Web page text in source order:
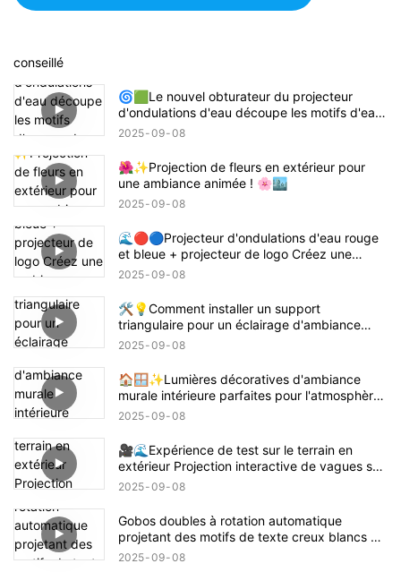
conseillé
🌀🟩Le nouvel obturateur du projecteur
d'ondulations d'eau découpe les motifs d'eau
ronds en rectangles, carrés ou demi-cercles !
2025 09 08
🌺✨Projection de fleurs en extérieur pour
une ambiance animée ! 🌸🏙️
2025 09 08
🌊🔴🔵Projecteur d'ondulations d'eau rouge
et bleue + projecteur de logo Créez une
ambiance sur le thème de Demon Slayer
2025 09 08
🛠️💡Comment installer un support
triangulaire pour un éclairage d'ambiance
intérieur – Guide facile 📝🏠
2025 09 08
🏠🪟✨Lumières décoratives d'ambiance
murale intérieure parfaites pour l'atmosphère
de la maison
2025 09 08
🎥🌊Expérience de test sur le terrain en
extérieur Projection interactive de vagues sur
la plage 🌊✨
2025 09 08
Gobos doubles à rotation automatique
projetant des motifs de texte creux blancs 🌟
🔄✨
2025 09 08